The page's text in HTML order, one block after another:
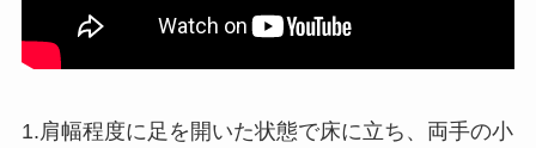
1.肩幅程度に足を開いた状態で床に立ち、両手の小